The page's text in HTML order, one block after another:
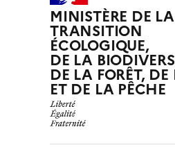
MINISTÈRE DE LA
TRANSITION
ÉCOLOGIQUE,
DE LA
DE LA FORÊT,
ET DE LA PÊCHE